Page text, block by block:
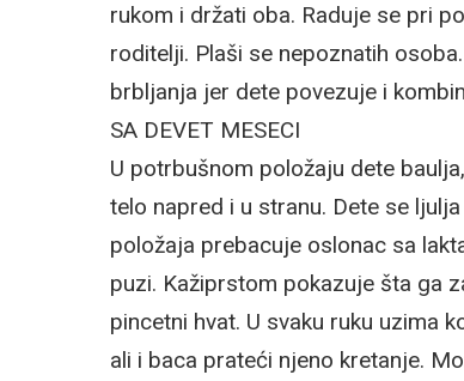
rukom i držati oba. Raduje se pri
roditelji. Plaši se nepoznatih
brbljanja jer dete povezuje i
SA DEVET MESECI
U potrbušnom položaju dete
telo napred i u stranu. Dete se
položaja prebacuje oslonac sa
puzi. Kažiprstom pokazuje šta ga
pincetni hvat. U svaku ruku uzima
ali i baca prateći njeno kretanje.